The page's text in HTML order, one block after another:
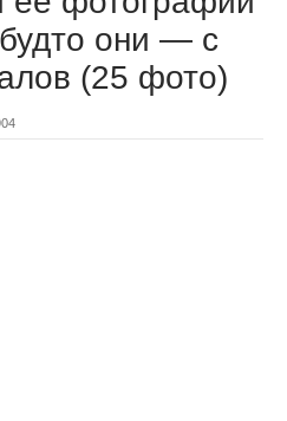
они — с
(25 фото)